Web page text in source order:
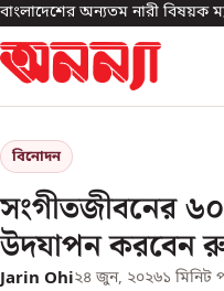
বাংলাদেশের অন্যতম নারী বিষয়ক
বিনোদন
সংগীতজীবনের
উদযাপন করবেন
Jarin Ohi২৪ জুন, ২০২৬১ মিনিট